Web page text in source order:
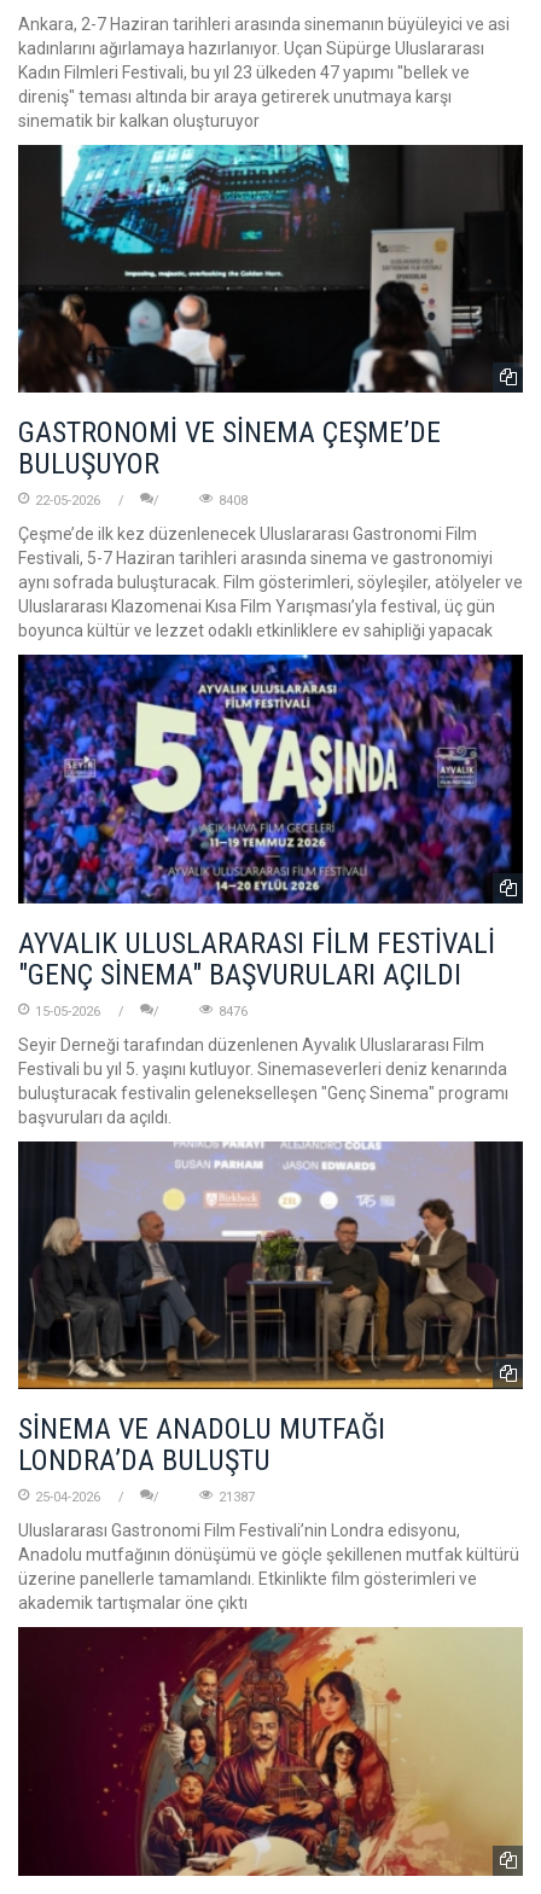
Ankara, 2-7 Haziran tarihleri arasında sinemanın büyüleyici ve asi
kadınlarını ağırlamaya hazırlanıyor. Uçan Süpürge Uluslararası
Kadın Filmleri Festivali, bu yıl 23 ülkeden 47 yapımı "bellek ve
direniş" teması altında bir araya getirerek unutmaya karşı
sinematik bir kalkan oluşturuyor
GASTRONOMİ VE SİNEMA ÇEŞME’DE
BULUŞUYOR
22-05-2026 8408
Çeşme’de ilk kez düzenlenecek Uluslararası Gastronomi Film
Festivali, 5-7 Haziran tarihleri arasında sinema ve gastronomiyi
aynı sofrada buluşturacak. Film gösterimleri, söyleşiler, atölyeler ve
Uluslararası Klazomenai Kısa Film Yarışması’yla festival, üç gün
boyunca kültür ve lezzet odaklı etkinliklere ev sahipliği yapacak
AYVALIK ULUSLARARASI FİLM FESTİVALİ
"GENÇ SİNEMA" BAŞVURULARI AÇILDI
15-05-2026 8476
Seyir Derneği tarafından düzenlenen Ayvalık Uluslararası Film
Festivali bu yıl 5. yaşını kutluyor. Sinemaseverleri deniz kenarında
buluşturacak festivalin gelenekselleşen "Genç Sinema" programı
başvuruları da açıldı.
SİNEMA VE ANADOLU MUTFAĞI
LONDRA’DA BULUŞTU
25-04-2026 21387
Uluslararası Gastronomi Film Festivali’nin Londra edisyonu,
Anadolu mutfağının dönüşümü ve göçle şekillenen mutfak kültürü
üzerine panellerle tamamlandı. Etkinlikte film gösterimleri ve
akademik tartışmalar öne çıktı